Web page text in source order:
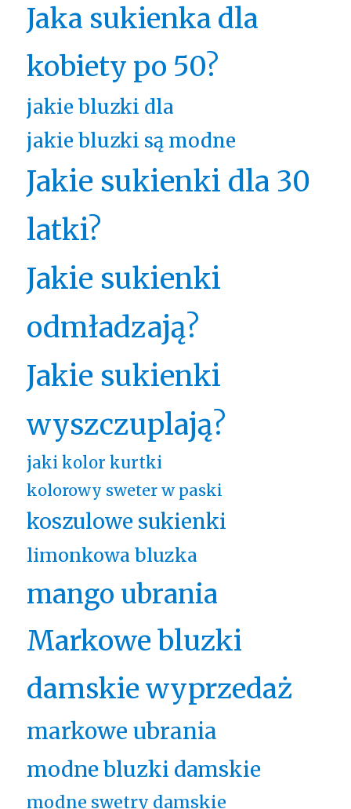
Jaka sukienka dla
kobiety po 50?
jakie bluzki dla
jakie bluzki są modne
Jakie sukienki dla 30
latki?
Jakie sukienki
odmładzają?
Jakie sukienki
wyszczuplają?
jaki kolor kurtki
kolorowy sweter w paski
koszulowe sukienki
limonkowa bluzka
mango ubrania
Markowe bluzki
damskie wyprzedaż
markowe ubrania
modne bluzki damskie
modne swetry damskie